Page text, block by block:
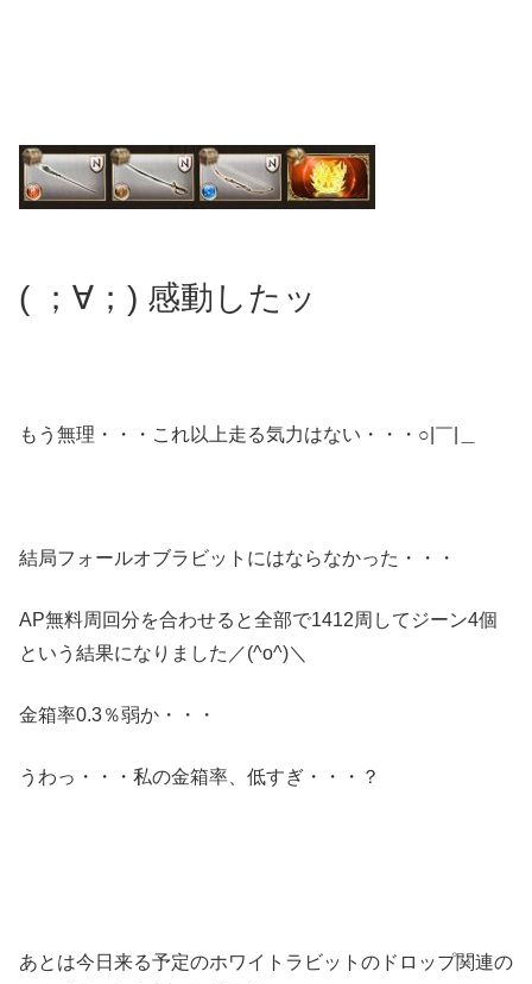
( ；∀；) 感動したッ
もう無理・・・これ以上走る気力はない・・・○|￣|＿
結局フォールオブラビットにはならなかった・・・
AP無料周回分を合わせると全部で1412周してジーン4個
という結果になりました／(^o^)＼
金箱率0.3％弱か・・・
うわっ・・・私の金箱率、低すぎ・・・？
あとは今日来る予定のホワイトラビットのドロップ関連の